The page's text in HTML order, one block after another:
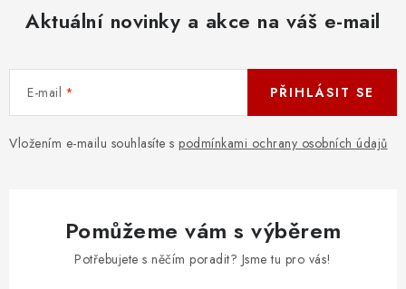
Aktuální novinky a akce na váš e-mail
E-mail
Vložením e-mailu souhlasíte s podmínkami ochrany osobních údajů
PŘIHLÁSIT SE
Pomůžeme vám s výběrem
Potřebujete s něčím poradit? Jsme tu pro vás!